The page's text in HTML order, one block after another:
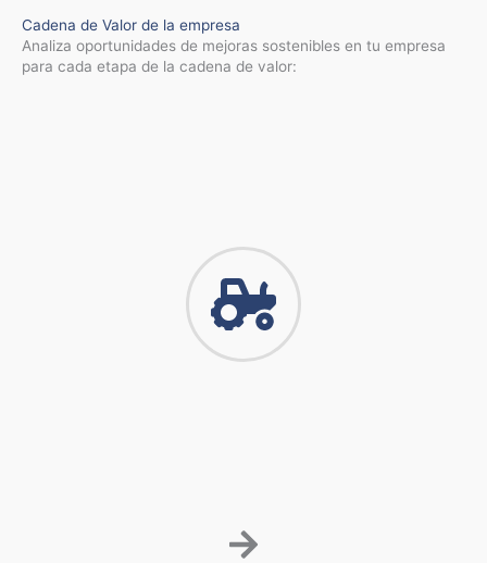
Cadena de Valor de la empresa
Analiza oportunidades de mejoras sostenibles en tu empresa
para cada etapa de la cadena de valor: